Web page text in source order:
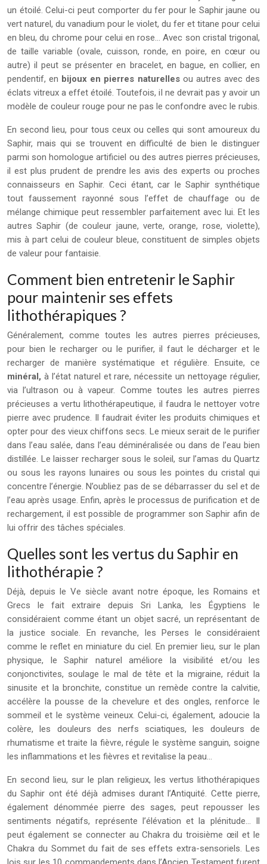
un étoilé. Celui-ci peut comporter du fer pour le Saphir jaune ou
vert naturel, du vanadium pour le violet, du fer et titane pour celui
en bleu, du chrome pour celui en rose… Avec son cristal trigonal,
de taille variable (ovale, cuisson, ronde, en poire, en cœur ou
autre) il peut se présenter en bracelet, en bague, en collier, en
pendentif, en bijoux en pierres naturellesou autres avec des
éclats vitreux a effet étoilé. Toutefois, il ne devrait pas y avoir un
modèle de couleur rouge pour ne pas le confondre avec le rubis.
En second lieu, pour tous ceux ou celles qui sont amoureux du
Saphir, mais qui se trouvent en difficulté de bien le distinguer
parmi son homologue artificiel ou des autres pierres précieuses,
il est plus prudent de prendre les avis des experts ou proches
connaisseurs en Saphir. Ceci étant, car le Saphir synthétique
tout faussement rayonné sous l’effet de chauffage ou de
mélange chimique peut ressembler parfaitement avec lui. Et les
autres Saphir (de couleur jaune, verte, orange, rose, violette),
mis à part celui de couleur bleue, constituent de simples objets
de valeur pour fantaisie.
Comment bien entretenir le Saphir
pour maintenir ses effets
lithothérapiques ?
Généralement, comme toutes les autres pierres précieuses,
pour bien le recharger ou le purifier, il faut le décharger et le
recharger de manière systématique et régulière. Ensuite, ce
minéral, à l’état naturel et rare, nécessite un nettoyage régulier,
via l’ultrason ou à vapeur. Comme toutes les autres pierres
précieuses a vertu lithothérapeutique, il faudra le nettoyer votre
pierre avec prudence. Il faudrait éviter les produits chimiques et
opter pour des vieux chiffons secs. Le mieux serait de le purifier
dans l’eau salée, dans l’eau déminéralisée ou dans de l’eau bien
distillée. Le laisser recharger sous le soleil, sur l’amas du Quartz
ou sous les rayons lunaires ou sous les pointes du cristal qui
concentre l’énergie. N’oubliez pas de se débarrasser du sel et de
l’eau après usage. Enfin, après le processus de purification et de
rechargement, il est possible de programmer son Saphir afin de
lui offrir des tâches spéciales.
Quelles sont les vertus du Saphir en
lithothérapie ?
Déjà, depuis le Ve siècle avant notre époque, les Romains et
Grecs le fait extraire depuis Sri Lanka, les Égyptiens le
considéraient comme étant un objet sacré, un représentant de
la justice sociale. En revanche, les Perses le considéraient
comme le reflet en miniature du ciel. En premier lieu, sur le plan
physique, le Saphir naturel améliore la visibilité et/ou les
conjonctivites, soulage le mal de tête et la migraine, réduit la
sinusite et la bronchite, constitue un remède contre la calvitie,
accélère la pousse de la chevelure et des ongles, renforce le
sommeil et le système veineux. Celui-ci, également, adoucie la
colère, les douleurs des nerfs sciatiques, les douleurs de
rhumatisme et traite la fièvre, régule le système sanguin, soigne
les inflammations et les fièvres et revitalise la peau…
En second lieu, sur le plan religieux, les vertus lithothérapiques
du Saphir ont été déjà admises durant l’Antiquité. Cette pierre,
également dénommée pierre des sages, peut repousser les
sentiments négatifs, représente l’élévation et la plénitude… Il
peut également se connecter au Chakra du troisième œil et le
Chakra du Sommet du fait de ses effets extra-sensoriels. Les